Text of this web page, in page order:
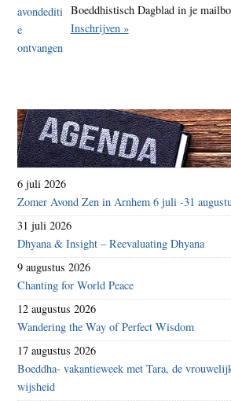
Boeddhistisch Dagblad in je
Inschrijven »
6 juli 2026
Zomer Avond Zen in Arnhem 6 juli -31
31 juli 2026
Dhyana & Insight – Reevaluating Dhyana
9 augustus 2026
Chanting for World Peace
12 augustus 2026
Wandering the Way of Perfect Wisdom
17 augustus 2026
Boeddha- vakantieweek met Tara, de
wijsheid